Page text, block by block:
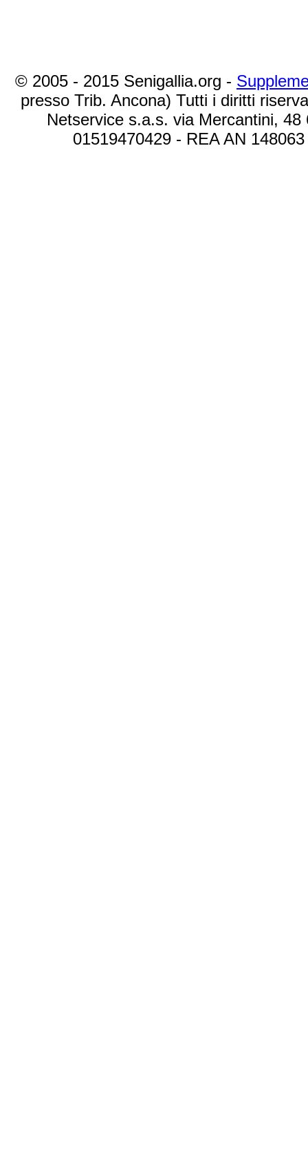
© 2005 - 2015 Senigallia.org -
presso Trib. Ancona) Tutti i diritti
Netservice s.a.s. via Mercantini,
01519470429 - REA AN